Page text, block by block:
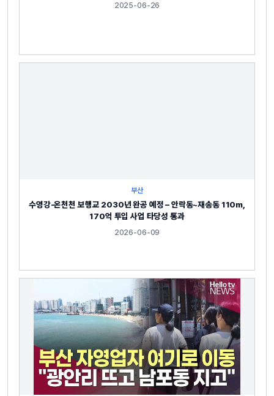
2025-06-26
부산
수영강-온천천 보행교 2030년 완공 예정 – 안락동~재송동 110m,
170억 투입 사업 타당성 통과
2026-06-09